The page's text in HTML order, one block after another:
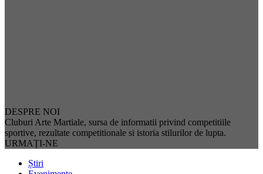
DESPRE NOI
Cluburi Arte Martiale, sursa de informatii privind competitiile
sportive, rezultate competitionale si istoria stilurilor de lupta.
URMAȚI-NE
Știri